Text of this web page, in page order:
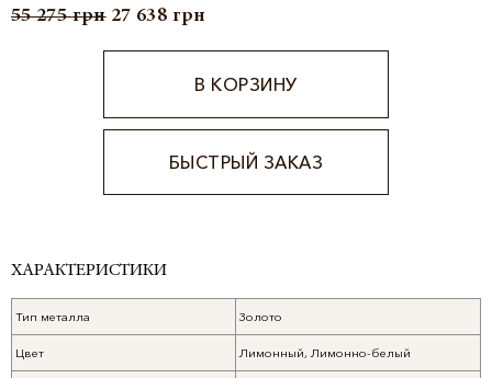
55 275грн 27 638 грн
В КОРЗИНУ
БЫСТРЫЙ ЗАКАЗ
ХАРАКТЕРИСТИКИ
Тип металла Золото
Цвет Лимонный, Лимонно-белый